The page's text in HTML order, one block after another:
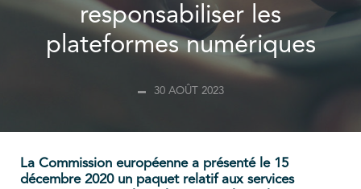
responsabiliser les
plateformes numériques
30 AOÛT 2023
La Commission européenne a présenté le 15
décembre 2020 un paquet relatif aux services